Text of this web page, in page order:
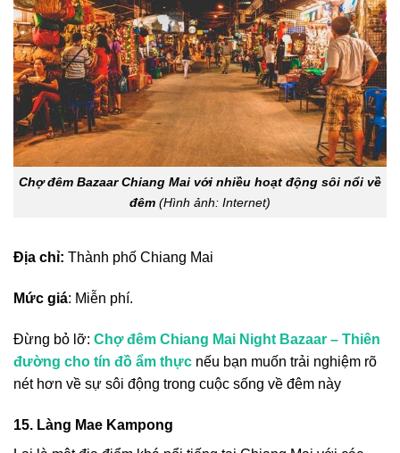
Chợ đêm Bazaar Chiang Mai với nhiều hoạt động sôi nổi về
đêm (Hình ảnh: Internet)
Địa chỉ: Thành phố Chiang Mai
Mức giá: Miễn phí.
Đừng bỏ lỡ: Chợ đêm Chiang Mai Night Bazaar – Thiên
đường cho tín đồ ẩm thực nếu bạn muốn trải nghiệm rõ
nét hơn về sự sôi động trong cuộc sống về đêm này
15. Làng Mae Kampong